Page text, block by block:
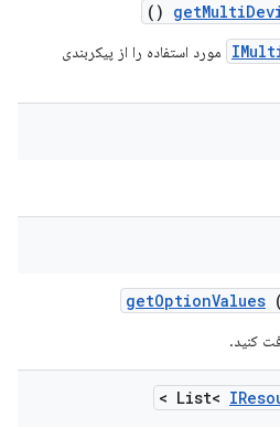
getMulti
()
مورد استفاده را از پیکربندی
getOptionValues
کنید.
List<
>